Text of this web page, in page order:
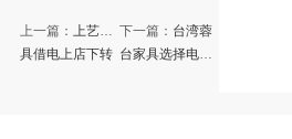
上一篇： 上艺家
具借电上店下转
下一篇： 台湾蓉
台家具选择电上